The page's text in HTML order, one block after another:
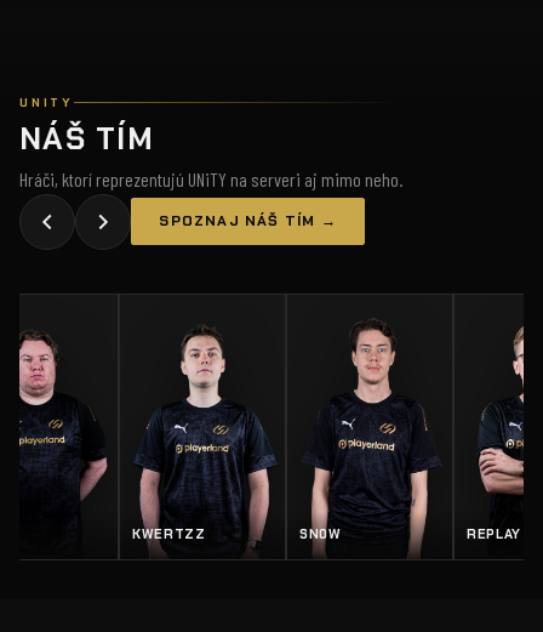
UNITY
NÁŠ TÍM
Hráči, ktorí reprezentujú UNiTY na serveri aj mimo neho.
SPOZNAJ NÁŠ TÍM →
KWERTZZ SN0W REPLAY